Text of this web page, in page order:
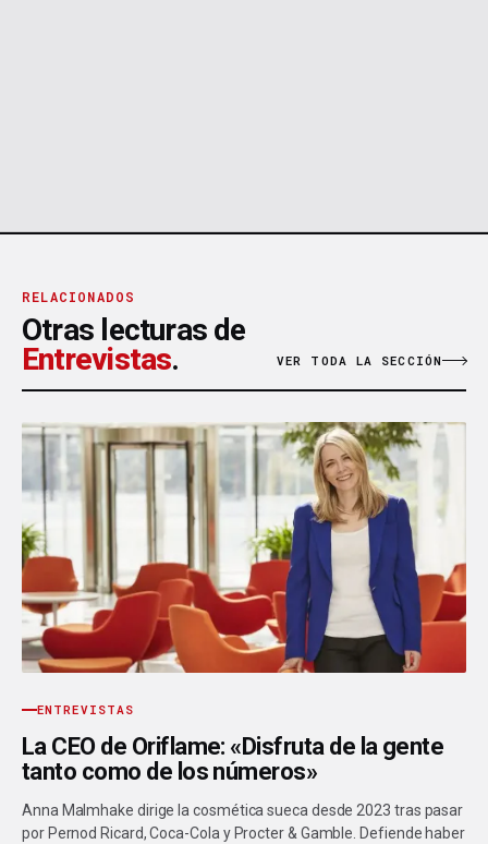
RELACIONADOS
Otras lecturas de
Entrevistas. VER TODA LA SECCIÓN
ENTREVISTAS
La CEO de Oriflame: «Disfruta de la gente
tanto como de los números»
Anna Malmhake dirige la cosmética sueca desde 2023 tras pasar
por Pernod Ricard, Coca-Cola y Procter & Gamble. Defiende haber